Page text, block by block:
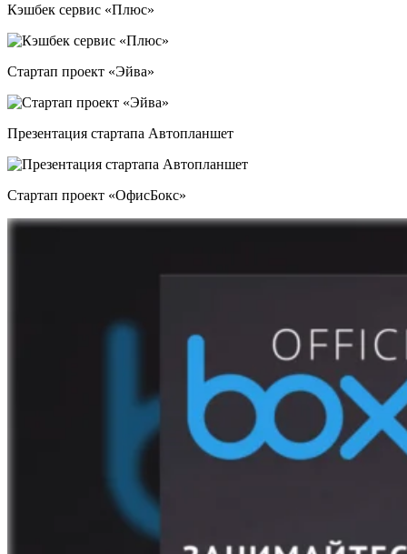
Кэшбек сервис «Плюс»
Стартап проект «Эйва»
Презентация стартапа Автопланшет
Стартап проект «ОфисБокс»